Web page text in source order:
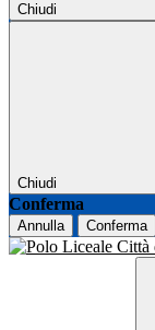
Chiudi
Chiudi
Conferma
Annulla Conferma